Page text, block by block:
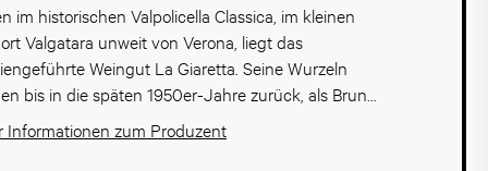
im historischen Valpolicella Classica, im kleinen
Valgatara unweit von Verona, liegt das
Weingut La Giaretta. Seine Wurzeln
bis in die späten 1950er-Jahre zurück, als Bruno
den Grundstein für den Betrieb legte. Bis heute
sich das Weingut in Familienbesitz und wird mit
Informationen zum Produzent